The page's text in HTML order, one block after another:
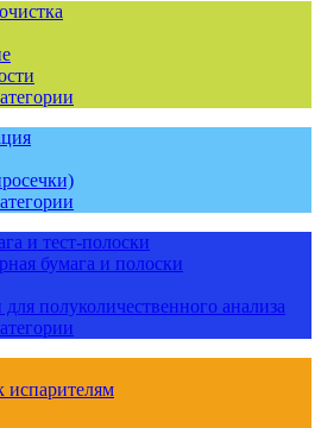
и тест-полоски
бумага и полоски
полуколичественного анализа
испарителям